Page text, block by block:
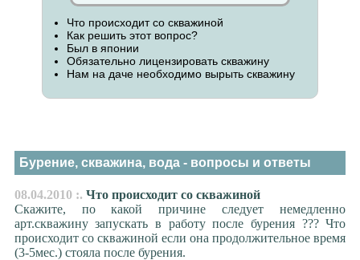
Что происходит со скважиной
Как решить этот вопрос?
Был в японии
Обязательно лицензировать скважину
Нам на даче необходимо вырыть скважину
Бурение, скважина, вода - вопросы и ответы
08.04.2010 :. Что происходит со скважиной
Скажите, по какой причине следует немедленно
арт.скважину запускать в работу после бурения ??? Что
происходит со скважиной если она продолжительное время
(3-5мес.) стояла после бурения.